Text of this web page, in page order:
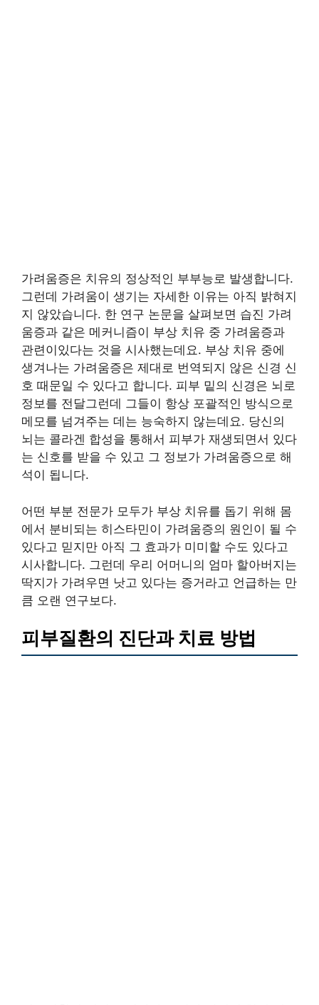
가려움증은 치유의 정상적인 부부능로 발생합니다.
그런데 가려움이 생기는 자세한 이유는 아직 밝혀지
지 않았습니다. 한 연구 논문을 살펴보면 습진 가려
움증과 같은 메커니즘이 부상 치유 중 가려움증과
관련이있다는 것을 시사했는데요. 부상 치유 중에
생겨나는 가려움증은 제대로 번역되지 않은 신경 신
호 때문일 수 있다고 합니다. 피부 밑의 신경은 뇌로
정보를 전달그런데 그들이 항상 포괄적인 방식으로
메모를 넘겨주는 데는 능숙하지 않는데요. 당신의
뇌는 콜라겐 합성을 통해서 피부가 재생되면서 있다
는 신호를 받을 수 있고 그 정보가 가려움증으로 해
석이 됩니다.
어떤 부분 전문가 모두가 부상 치유를 돕기 위해 몸
에서 분비되는 히스타민이 가려움증의 원인이 될 수
있다고 믿지만 아직 그 효과가 미미할 수도 있다고
시사합니다. 그런데 우리 어머니의 엄마 할아버지는
딱지가 가려우면 낫고 있다는 증거라고 언급하는 만
큼 오랜 연구보다.
피부질환의 진단과 치료 방법